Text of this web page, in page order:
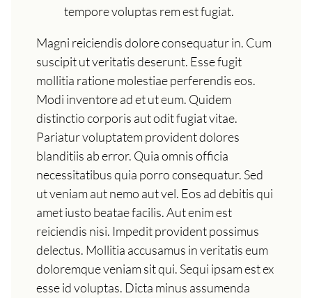
tempore voluptas rem est fugiat.
Magni reiciendis dolore consequatur in. Cum
suscipit ut veritatis deserunt. Esse fugit
mollitia ratione molestiae perferendis eos.
Modi inventore ad et ut eum. Quidem
distinctio corporis aut odit fugiat vitae.
Pariatur voluptatem provident dolores
blanditiis ab error. Quia omnis officia
necessitatibus quia porro consequatur. Sed
ut veniam aut nemo aut vel. Eos ad debitis qui
amet iusto beatae facilis. Aut enim est
reiciendis nisi. Impedit provident possimus
delectus. Mollitia accusamus in veritatis eum
doloremque veniam sit qui. Sequi ipsam est ex
esse id voluptas. Dicta minus assumenda